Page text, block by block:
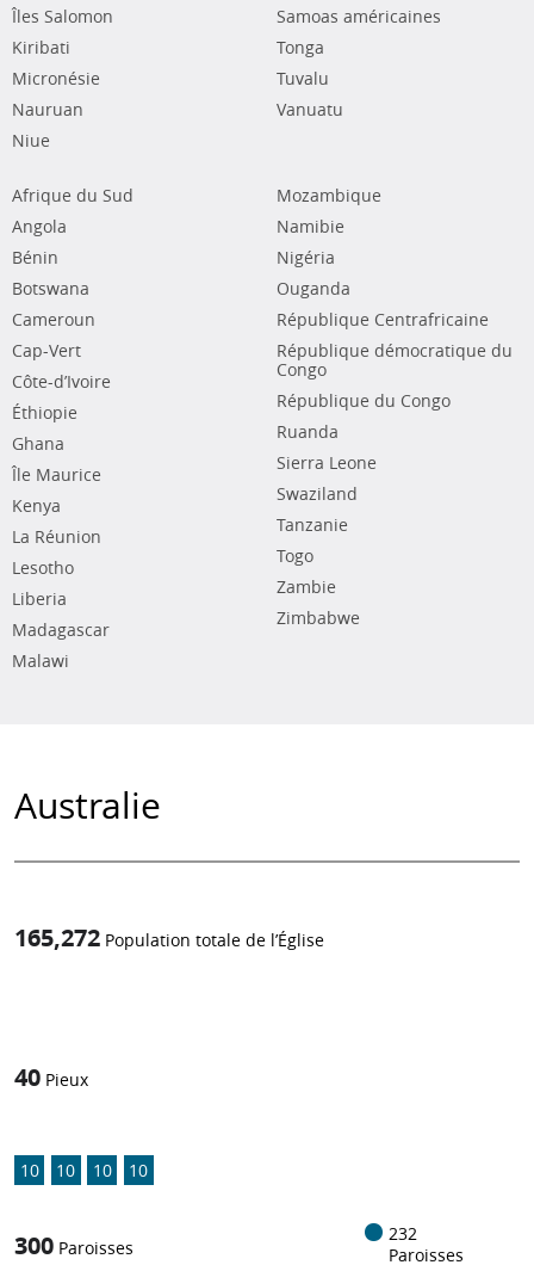
Îles Salomon
Kiribati
Micronésie
Nauruan
Niue
Samoas américaines
Tonga
Tuvalu
Vanuatu
Afrique du Sud
Angola
Bénin
Botswana
Cameroun
Cap-Vert
Côte-d’Ivoire
Éthiopie
Ghana
Île Maurice
Kenya
La Réunion
Lesotho
Liberia
Madagascar
Malawi
Mozambique
Namibie
Nigéria
Ouganda
République Centrafricaine
République démocratique du
Congo
République du Congo
Ruanda
Sierra Leone
Swaziland
Tanzanie
Togo
Zambie
Zimbabwe
Australie
165,272 Population totale de l’Église
40 Pieux
10 10 10 10
300 Paroisses
232
Paroisses